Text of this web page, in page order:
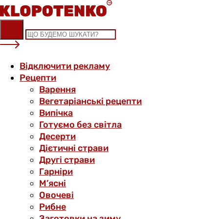
Skip
to
content
Відключити рекламу
Рецепти
Варення
Вегетаріанські рецепти
Випічка
Готуємо без світла
Десерти
Дієтичні страви
Другі страви
Гарніри
М’ясні
Овочеві
Рибне